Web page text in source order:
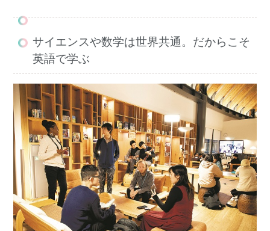
サイエンスや数学は世界共通。だからこそ
英語で学ぶ